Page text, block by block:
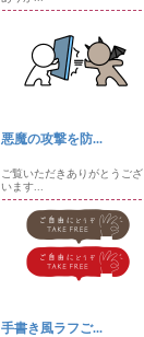
悪魔の攻撃を防...
ご覧いただきありがとうござ
います...
手書き風ラフご...